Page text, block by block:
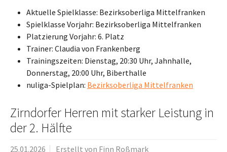
Aktuelle Spielklasse: Bezirksoberliga Mittelfranken
Spielklasse Vorjahr: Bezirksoberliga Mittelfranken
Platzierung Vorjahr: 6. Platz
Trainer: Claudia von Frankenberg
Trainingszeiten: Dienstag, 20:30 Uhr, Jahnhalle,
Donnerstag, 20:00 Uhr, Biberthalle
nuliga-Spielplan: Bezirksoberliga Mittelfranken
Zirndorfer Herren mit starker Leistung in
der 2. Hälfte
25.01.2026 Erstellt von Finn Roßmark